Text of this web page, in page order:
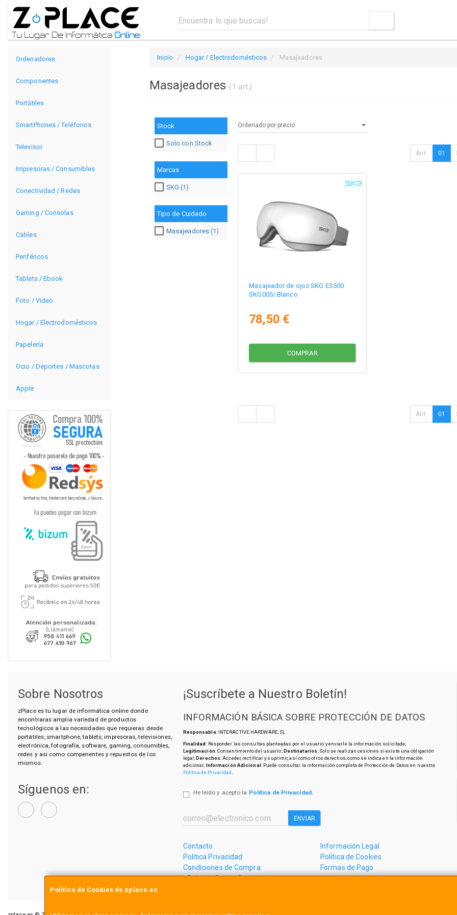
Ordenadores
Componentes
Portátiles
SmartPhones / Teléfonos
Televisor
Impresoras / Consumibles
Conectividad / Redes
Gaming / Consolas
Cables
Periféricos
Tablets / Ebook
Foto / Video
Hogar / Electrodomésticos
Papelería
Ocio / Deportes / Mascotas
Apple
Inicio Hogar / Electrodomésticos Masajeadores
Masajeadores (1 art.)
Stock
Solo con Stock
Marcas
SKG (1)
Tipo de Cuidado
Masajeadores (1)
Ant. 01
Masajeador de ojos SKG ES500
SKG005/ Blanco
78,50 €
COMPRAR
Ant. 01
Política de Cookies de zplace.es
Sobre Nosotros
zPlace es tu lugar de informática online donde
encontraras amplia variedad de productos
tecnológicos a las necesidades que requieras desde
portátiles, smartphone, tablets, impresoras, televisiones,
electrónica, fotografía, software, gaming, consumibles,
redes y asi como compenentes y repuestos de los
mismos.
Síguenos en:
¡Suscríbete a Nuestro Boletín!
INFORMACIÓN BÁSICA SOBRE PROTECCIÓN DE DATOS
Responsable: INTERACTIVE HARDWARE, SL
Finalidad: Responder las consultas planteadas por el usuario y enviarle la información solicitada;
Legitimación: Consentimiento del usuario;Destinatarios: Solo se realizan cesiones si existe una obligación
legal;Derechos: Acceder, rectificar y suprimir, así como otros derechos, como se indica en la información
adicional; Información Adicional: Puede consultar la información completa de Protección de Datos en nuestra
Política de Privacidad
He leído y acepto la Política de Privacidad.
ENVIAR
Contacto
Información Legal
Política Privacidad
Política de Cookies
Condiciones de Compra
Formas de Pago
¿Quienes Somos?